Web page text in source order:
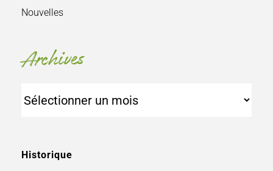
Nouvelles
Archives
Historique